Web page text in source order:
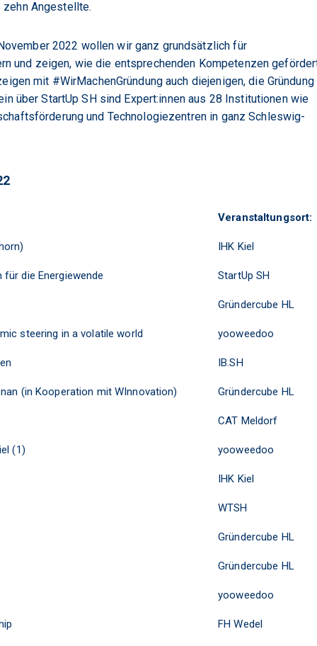
zehn Angestellte.
2022 wollen wir ganz grundsätzlich für
und zeigen, wie die entsprechenden Kompetenzen
mit #WirMachenGründung auch diejenigen, die Gründung
über StartUp SH sind Expert:innen aus 28 Institutionen wie
und Technologiezentren in ganz Schleswig-
Veranstaltungsort:
IHK Kiel
die Energiewende StartUp SH
Gründercube HL
steering in a volatile world yooweedoo
IB.SH
(in Kooperation mit WInnovation) Gründercube HL
CAT Meldorf
(1) yooweedoo
IHK Kiel
WTSH
Gründercube HL
Gründercube HL
yooweedoo
FH Wedel